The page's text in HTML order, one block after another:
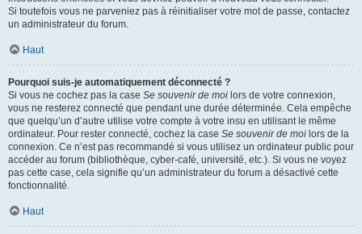
Si toutefois vous ne parveniez pas à réinitialiser votre mot de passe, contactez
un administrateur du forum.
Haut
Pourquoi suis-je automatiquement déconnecté ?
Si vous ne cochez pas la case Se souvenir de moi lors de votre connexion,
vous ne resterez connecté que pendant une durée déterminée. Cela empêche
que quelqu’un d’autre utilise votre compte à votre insu en utilisant le même
ordinateur. Pour rester connecté, cochez la case Se souvenir de moi lors de la
connexion. Ce n’est pas recommandé si vous utilisez un ordinateur public pour
accéder au forum (bibliothèque, cyber-café, université, etc.). Si vous ne voyez
pas cette case, cela signifie qu’un administrateur du forum a désactivé cette
fonctionnalité.
Haut